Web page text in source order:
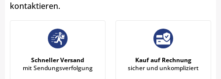
kontaktieren.
Schneller Versand
mit Sendungsverfolgung
Kauf auf Rechnung
sicher und unkompliziert